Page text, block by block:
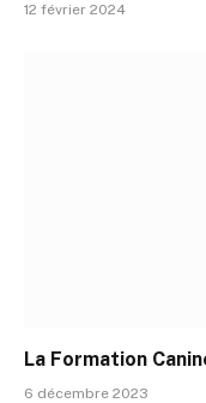
12 février 2024
La Formation
6 décembre 2023